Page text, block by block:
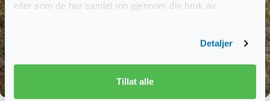
eller som de har samlet inn gjennom din bruk av
Detaljer
Tillat alle